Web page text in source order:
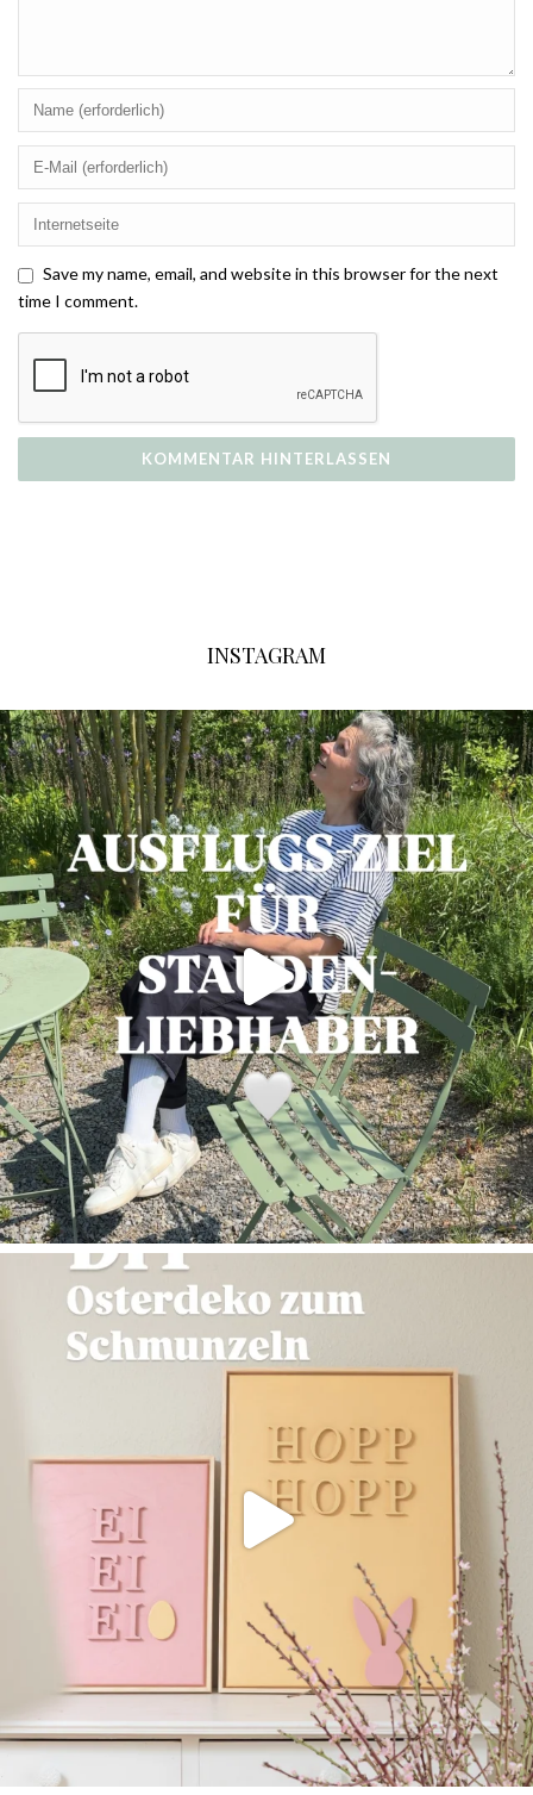
Save my name, email, and website in this browser for the next
time I comment.
INSTAGRAM